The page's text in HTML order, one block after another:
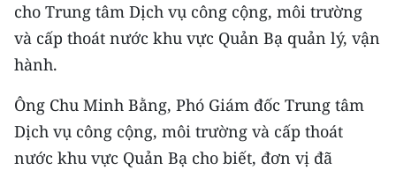
cho Trung tâm Dịch vụ công cộng, môi trường
và cấp thoát nước khu vực Quản Bạ quản lý, vận
hành.
Ông Chu Minh Bằng, Phó Giám đốc Trung tâm
Dịch vụ công cộng, môi trường và cấp thoát
nước khu vực Quản Bạ cho biết, đơn vị đã